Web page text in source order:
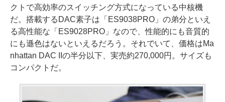
クトで高効率のスイッチング方式になっている中核機
だ。搭載するDAC素子は「ES9038PRO」の弟分といえ
る高性能な「ES9028PRO」なので、性能的にも音質的
にも遜色はないといえるだろう。それでいて、価格はMa
nhattan DAC IIの半分以下、実売約270,000円。サイズも
コンパクトだ。